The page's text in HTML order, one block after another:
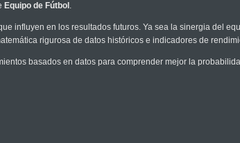
Equipo de Fútbol .
influyen en los resultados futuros. Ya sea la sinergia del
rigurosa de datos históricos e indicadores de
basados en datos para comprender mejor la